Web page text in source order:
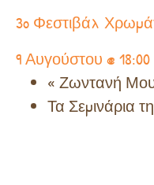
3o Φεστιβάλ
9 Αυγούστου @ 18:00
« Ζωντανή
Τα Σεμινάρια